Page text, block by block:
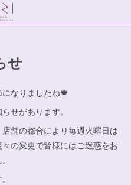
せ
なりましたね🍁
せがあります。
舗の都合により毎週火曜日は
の変更で皆様にはご迷惑をお